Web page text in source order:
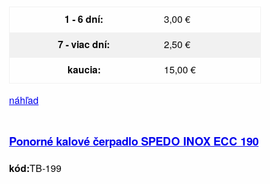
1 - 6 dní:
3,00 €
7 - viac dní:
2,50 €
kaucia:
15,00 €
náhľad
Ponorné kalové čerpadlo SPEDO INOX ECC 190
kód:TB-199